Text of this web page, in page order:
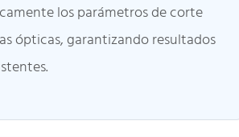
los parámetros de corte
ópticas, garantizando resultados